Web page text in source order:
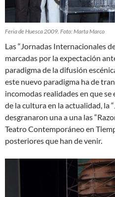
Feria de Huesca 2009. Foto: Marta Marco
Las “Jornadas Internacionales
marcadas por la expectación
paradigma de la difusión
este nuevo paradigma ha de
incomodas realidades en que
de la cultura en la actualidad, la
desgranaron una a una las
Teatro Contemporáneo en
posteriores que han de venir.